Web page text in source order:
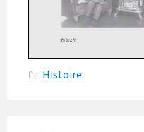
Histoire